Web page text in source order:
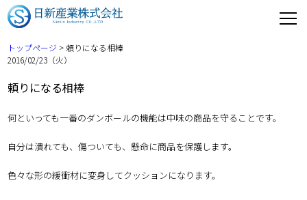
トップページ > 頼りになる相棒
2016/02/23（火）
頼りになる相棒
何といっても一番のダンボールの機能は中味の商品を守ることです。
自分は潰れても、傷ついても、懸命に商品を保護します。
色々な形の緩衝材に変身してクッションになります。